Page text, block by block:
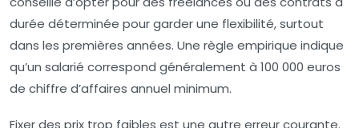
durée déterminée pour garder une flexibilité, surtout
dans les premières années. Une règle empirique indique
qu’un salarié correspond généralement à 100 000 euros
de chiffre d’affaires annuel minimum.
Fixer des prix trop faibles est une autre erreur courante.